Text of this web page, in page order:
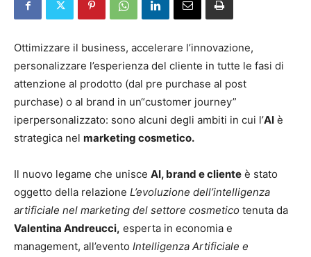
Ottimizzare il business, accelerare l’innovazione,
personalizzare l’esperienza del cliente in tutte le fasi di
attenzione al prodotto (dal pre purchase al post
purchase) o al brand in un“customer journey”
iperpersonalizzato: sono alcuni degli ambiti in cui l’AI è
strategica nel marketing cosmetico.
Il nuovo legame che unisce AI, brand e cliente è stato
oggetto della relazione L’evoluzione dell’intelligenza
artificiale nel marketing del settore cosmetico tenuta da
Valentina Andreucci, esperta in economia e
management, all’evento Intelligenza Artificiale e